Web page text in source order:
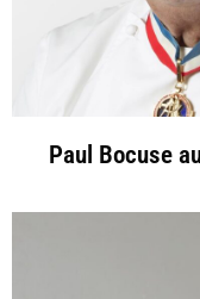
Paul Bocuse